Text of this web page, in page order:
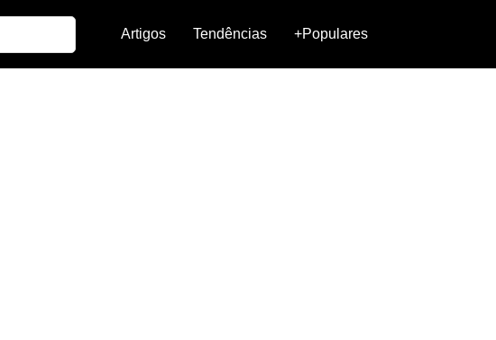
Artigos Tendências +Populares